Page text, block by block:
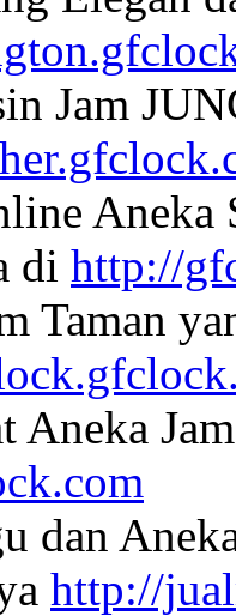
Jam
Aneka
di http://
Taman
Aneka
dan
http://